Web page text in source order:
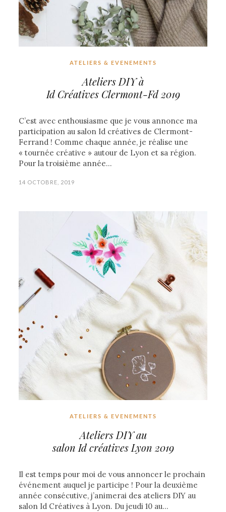
ATELIERS & EVENEMENTS
Ateliers DIY à
Id Créatives Clermont-Fd 2019
C’est avec enthousiasme que je vous annonce ma
participation au salon Id créatives de Clermont-
Ferrand ! Comme chaque année, je réalise une
« tournée créative » autour de Lyon et sa région.
Pour la troisième année…
14 OCTOBRE, 2019
ATELIERS & EVENEMENTS
Ateliers DIY au
salon Id créatives Lyon 2019
Il est temps pour moi de vous annoncer le prochain
événement auquel je participe ! Pour la deuxième
année consécutive, j’animerai des ateliers DIY au
salon Id Créatives à Lyon. Du jeudi 10 au…